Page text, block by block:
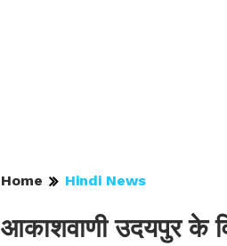
Home Hindi News
आकाशवाणी उदयपुर के